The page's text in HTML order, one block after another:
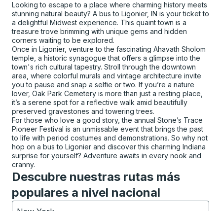
Looking to escape to a place where charming history meets
stunning natural beauty? A bus to Ligonier, IN is your ticket to
a delightful Midwest experience. This quaint town is a
treasure trove brimming with unique gems and hidden
corners waiting to be explored.
Once in Ligonier, venture to the fascinating Ahavath Sholom
temple, a historic synagogue that offers a glimpse into the
town's rich cultural tapestry. Stroll through the downtown
area, where colorful murals and vintage architecture invite
you to pause and snap a selfie or two. If you’re a nature
lover, Oak Park Cemetery is more than just a resting place,
it’s a serene spot for a reflective walk amid beautifully
preserved gravestones and towering trees.
For those who love a good story, the annual Stone’s Trace
Pioneer Festival is an unmissable event that brings the past
to life with period costumes and demonstrations. So why not
hop on a bus to Ligonier and discover this charming Indiana
surprise for yourself? Adventure awaits in every nook and
cranny.
Descubre nuestras rutas más
populares a nivel nacional